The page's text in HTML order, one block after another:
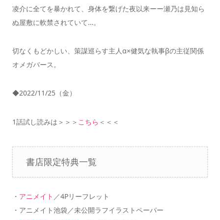
凌介に全てを暴かれて、身体を繋げた夜以来ーー瀬乃は見知ら
ぬ屋敷に軟禁されていて…。
切なくもどかしい、策謀巡らす主人α×健気な執事βの主従関係
オメガバース。
◆2022/11/25（金）
1話試し読みは＞＞＞ こちら ＜＜＜
書店限定特典一覧
・ アニメイト ／4Pリーフレット
・アニメイト池袋／未公開ラフイラストペーパー